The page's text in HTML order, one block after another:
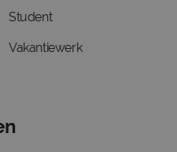
Student
Vakantiewerk